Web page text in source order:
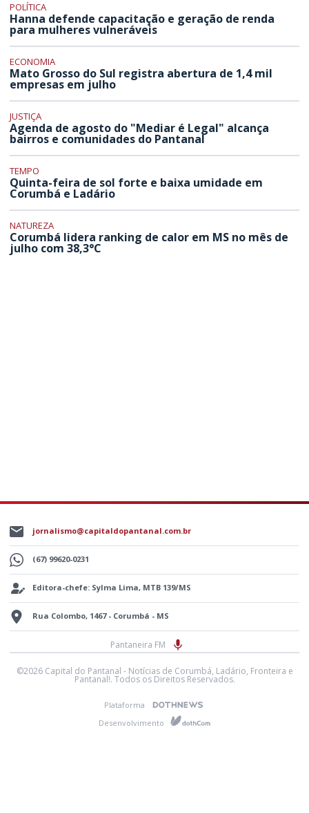
POLÍTICA
Hanna defende capacitação e geração de renda
para mulheres vulneráveis
ECONOMIA
Mato Grosso do Sul registra abertura de 1,4 mil
empresas em julho
JUSTIÇA
Agenda de agosto do "Mediar é Legal" alcança
bairros e comunidades do Pantanal
TEMPO
Quinta-feira de sol forte e baixa umidade em
Corumbá e Ladário
NATUREZA
Corumbá lidera ranking de calor em MS no mês de
julho com 38,3°C
jornalismo@capitaldopantanal.com.br
(67) 99620-0231
Editora-chefe: Sylma Lima, MTB 139/MS
Rua Colombo, 1467 - Corumbá - MS
Pantaneira FM
©2026 Capital do Pantanal - Notícias de Corumbá, Ladário, Fronteira e
Pantanal!. Todos os Direitos Reservados.
Plataforma
Desenvolvimento